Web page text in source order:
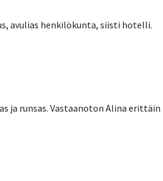
avulias henkilökunta, siisti hotelli.
ja runsas. Vastaanoton Alina erittäin